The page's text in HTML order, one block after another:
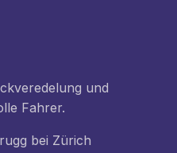
und
Fahrer.
bei Zürich